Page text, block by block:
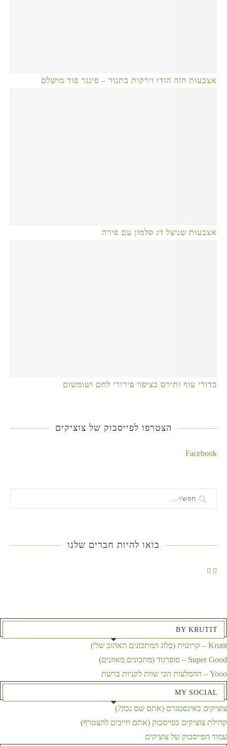
אצבעות חזה הודו וירקות בתנור – פינגר פוד מושלם
אצבעות שניצל דג סלמון עם פירה
כדורי עוף ותירס בציפוי פירורי לחם ושומשום
הצטרפו לפייסבוק של צוציקים
Facebook
בואו להיות חברים שלנו
BY KRUTIT
Krutit – קרוטית (בלוג המתכונים האהוב שלי)
Super Good – סופרגוד (מתכונים מאוזנים)
Yooo – ההמלצות הכי שוות לקניות ברשת
MY SOCIAL
צוציקים באינסטגרם (אתם שם נכון?)
קהילת צוציקים בפייסבוק (אתם חייבים להצטרף)
עמוד הפייסבוק של צוציקים